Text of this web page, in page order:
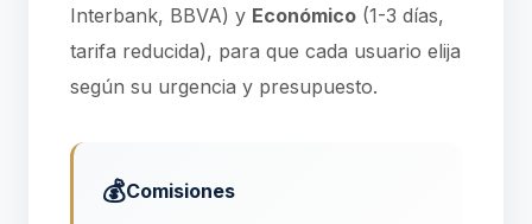
Interbank, BBVA) y Económico (1-3 días,
tarifa reducida), para que cada usuario elija
según su urgencia y presupuesto.
💰Comisiones